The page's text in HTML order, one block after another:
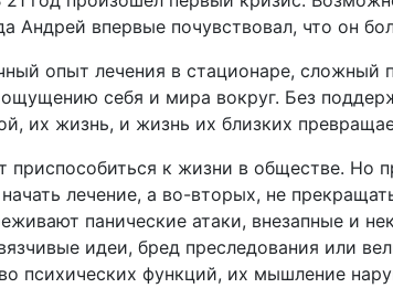
впервые почувствовал, что он
опыт лечения в стационаре, сложный
себя и мира вокруг. Без
их жизнь, и жизнь их близких
к жизни в обществе. Но
лечение, а во-вторых, не
панические атаки, внезапные и
идеи, бред преследования или
психических функций, их мышление